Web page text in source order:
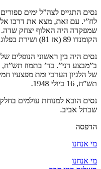
נסים התגייס לצה”ל ימים
שמפקדה היה האלוף יצחק שדה.
הקומנדו 89 (אז 81) ושירת בפלוגה א’, תחת פיקודו של דב – יעקב גרנק.
נסים היה בין ראשוני הנופלים
של הלגיון הערבי ומת מפצעיו
תש”ח, 16 ביולי 1948.
נסים הובא למנוחת עולמים
שבתל אביב.
הדפסה
מי אנחנו
מי אנחנו